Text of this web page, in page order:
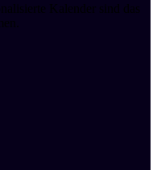
Kalender sind das